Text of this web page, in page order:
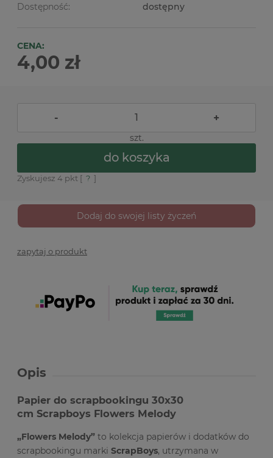
Dostępność:
dostępny
CENA:
4,00 zł
- +
szt.
do koszyka
Zyskujesz 4 pkt [ ? ]
Dodaj do swojej listy życzeń
zapytaj o produkt
Opis
Papier do scrapbookingu 30x30
cm Scrapboys Flowers Melody
„Flowers Melody” to kolekcja papierów i dodatków do
scrapbookingu marki ScrapBoys, utrzymana w